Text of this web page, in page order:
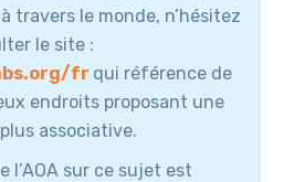
travers le monde, n’hésitez
le site :
fr qui référence de
endroits proposant une
associative.
l’AOA sur ce sujet est